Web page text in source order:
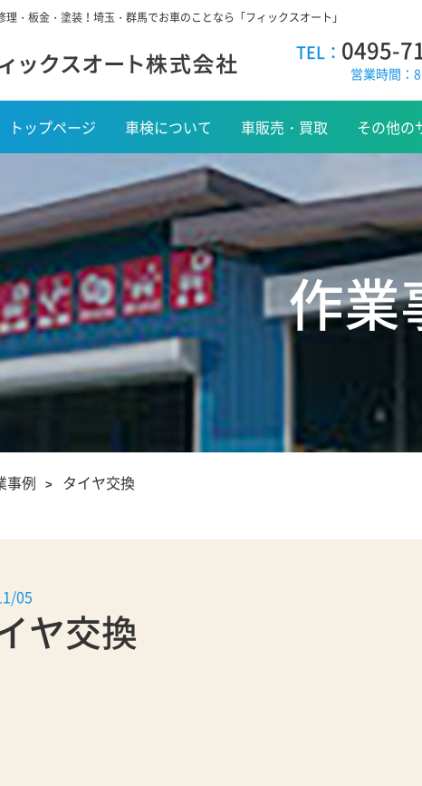
理・板金・塗装！埼玉・群馬でお車のことなら「フィックスオート」
TEL： 0495-
営業時間：
トップページ 車検について 車販売・買取 その他の
作業
事例 タイヤ交換
05
ヤ交換